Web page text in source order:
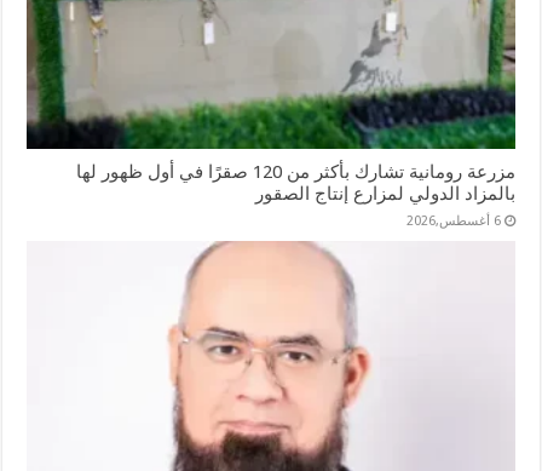
مزرعة رومانية تشارك بأكثر من 120 صقرًا في أول ظهور لها
بالمزاد الدولي لمزارع إنتاج الصقور
6 أغسطس,2026